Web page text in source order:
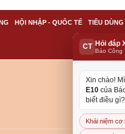
HỘI NHẬP - QUỐC TẾ TIÊU
CT Hỏi đáp
Báo Công
Xin chào!
E10 của
biết điều gì?
Khái niệm cơ